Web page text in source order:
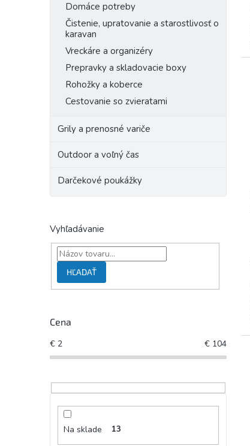
Domáce potreby
Čistenie, upratovanie a starostlivosť o
karavan
Vreckáre a organizéry
Prepravky a skladovacie boxy
Rohožky a koberce
Cestovanie so zvieratami
Grily a prenosné variče
Outdoor a voľný čas
Darčekové poukážky
Vyhľadávanie
HĽADAŤ
Cena
€ 2 € 104
Na sklade 13